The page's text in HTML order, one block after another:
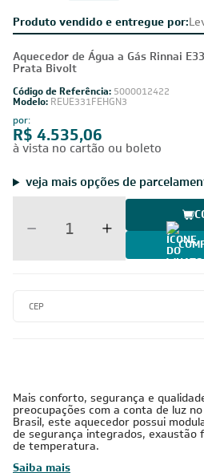
Produto vendido e entregue por:
Aquecedor de Água a Gás Rinnai
Prata Bivolt
Código de Referência: 5000012422
Modelo: REUE331FEHGN3
por:
R$ 4.535,06
à vista no cartão ou boleto
veja mais opções de
Mais conforto, segurança e
preocupações com a conta de luz
Brasil, este aquecedor possui
de segurança integrados, exaustão
de temperatura.
Saiba mais